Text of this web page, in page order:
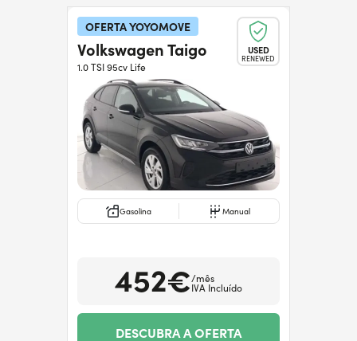
OFERTA YOYOMOVE
USED
RENEWED
Volkswagen Taigo
1.0 TSI 95cv Life
Gasolina Manual
452€/mês
IVA Incluído
DESCUBRA A OFERTA